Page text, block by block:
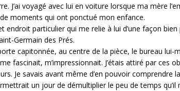
J’ai voyagé avec lui en voiture lorsque ma mère
moments qui ont ponctué mon enfance.
endroit particulier qui me relie à lui d’une façon
Germain des Prés.
capitonnée, au centre de la pièce, le bureau lui-
fascinait, m’impressionnait. J’étais attiré par ces
Je savais avant même d’en pouvoir comprendre
un jour de démultiplier le peu de temps qu’il